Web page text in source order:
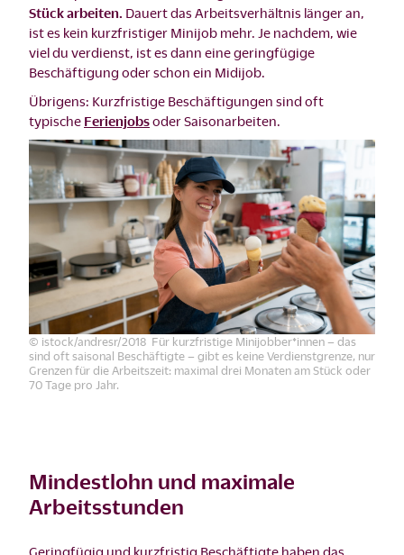
Stück arbeiten. Dauert das Arbeitsverhältnis länger an,
ist es kein kurzfristiger Minijob mehr. Je nachdem, wie
viel du verdienst, ist es dann eine geringfügige
Beschäftigung oder schon ein Midijob.
Übrigens: Kurzfristige Beschäftigungen sind oft
typische Ferienjobsoder Saisonarbeiten.
© istock/andresr/2018 Für kurzfristige Minijobber*innen – das
sind oft saisonal Beschäftigte – gibt es keine Verdienstgrenze, nur
Grenzen für die Arbeitszeit: maximal drei Monaten am Stück oder
70 Tage pro Jahr.
Mindestlohn und maximale
Arbeitsstunden
Geringfügig und kurzfristig Beschäftigte haben das